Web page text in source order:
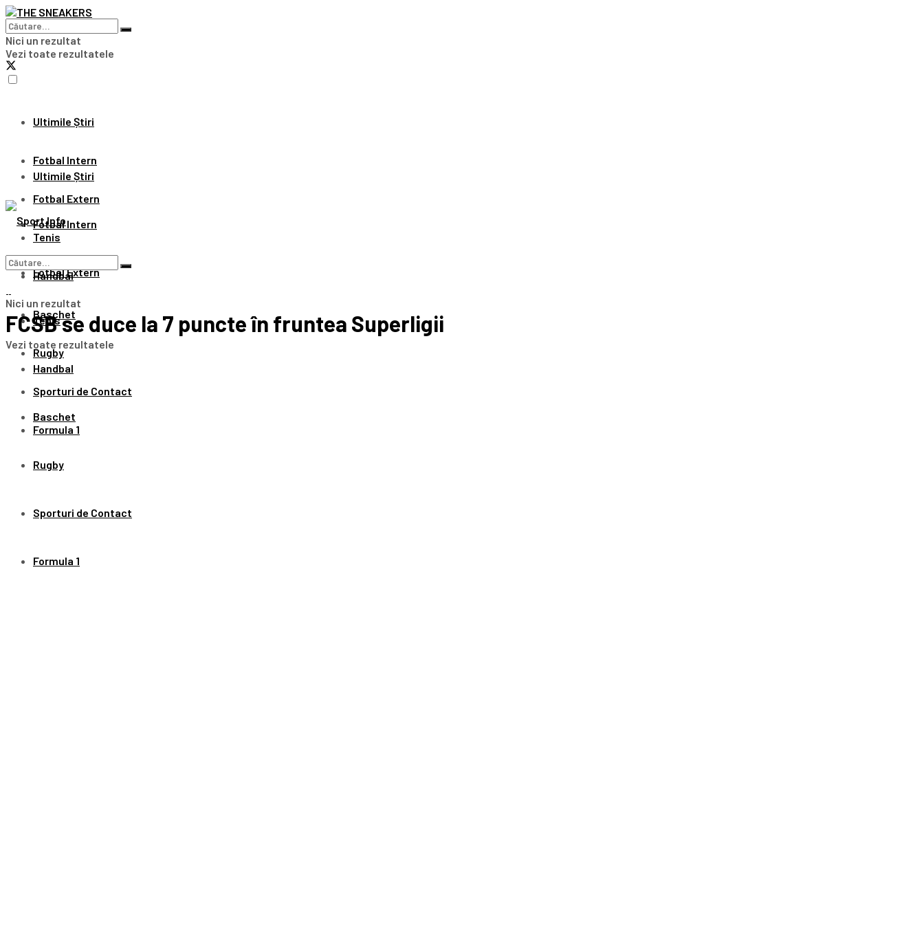
Nici un rezultat
Vezi toate rezultatele
Ultimile Știri
Fotbal Intern
Fotbal Extern
Tenis
Handbal
Baschet
Rugby
Sporturi de Contact
Formula 1
Ultimile Știri
Fotbal Intern
Fotbal Extern
Tenis
Handbal
Baschet
Rugby
Sporturi de Contact
Formula 1
Nici un rezultat
Vezi toate rezultatele
FCSB se duce la 7 puncte în fruntea Superligii